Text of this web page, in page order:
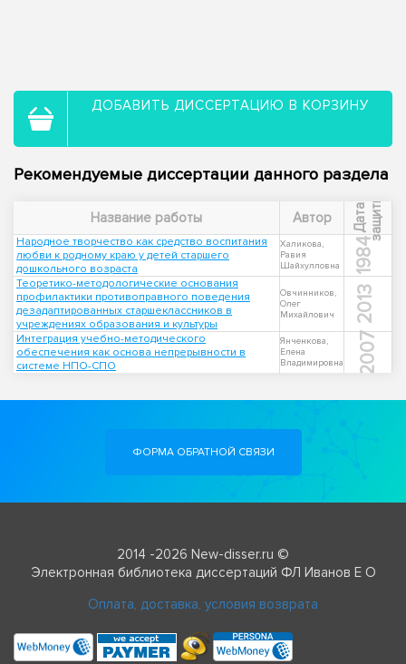
ДОБАВИТЬ ДИССЕРТАЦИЮ В КОРЗИНУ
Рекомендуемые диссертации данного раздела
Название работы Автор Д
а
т
а
з
а
щ
и
т ы
Народное творчество как средство воспитания
любви к родному краю у детей старшего
дошкольного возраста
Халикова,
Равия
Шайхулловна
1984
Теоретико-методологические основания
профилактики противоправного поведения
дезадаптированных старшеклассников в
учреждениях образования и культуры
Овчинников,
Олег
Михайлович
2013
Интеграция учебно-методического
обеспечения как основа непрерывности в
системе НПО-СПО
Янченкова,
Елена
Владимировна
2007
ФОРМА ОБРАТНОЙ СВЯЗИ
2014 -2026 New-disser.ru ©
Электронная библиотека диссертаций ФЛ Иванов Е О
Оплата, доставка, условия возврата